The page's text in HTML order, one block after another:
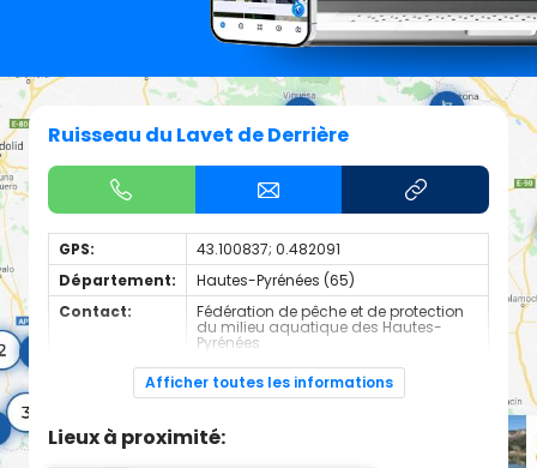
Ruisseau du Lavet de Derrière
GPS:
43.100837; 0.482091
Département:
Hautes-Pyrénées (65)
Contact:
Fédération de pêche et de protection
du milieu aquatique des Hautes-
Pyrénées
Espèces de
poissons:
Carnassier, carpe, poisson blanc
Cours d'eau de 2nd catégorie
Afficher toutes les informations
Lieux à proximité: